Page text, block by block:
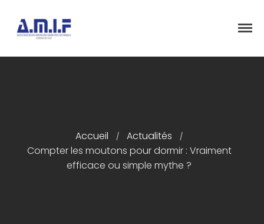
Présentation
Articles
Événements
Accueil / Actualités /
Compter les moutons pour dormir : Vraiment
efficace ou simple mythe ?